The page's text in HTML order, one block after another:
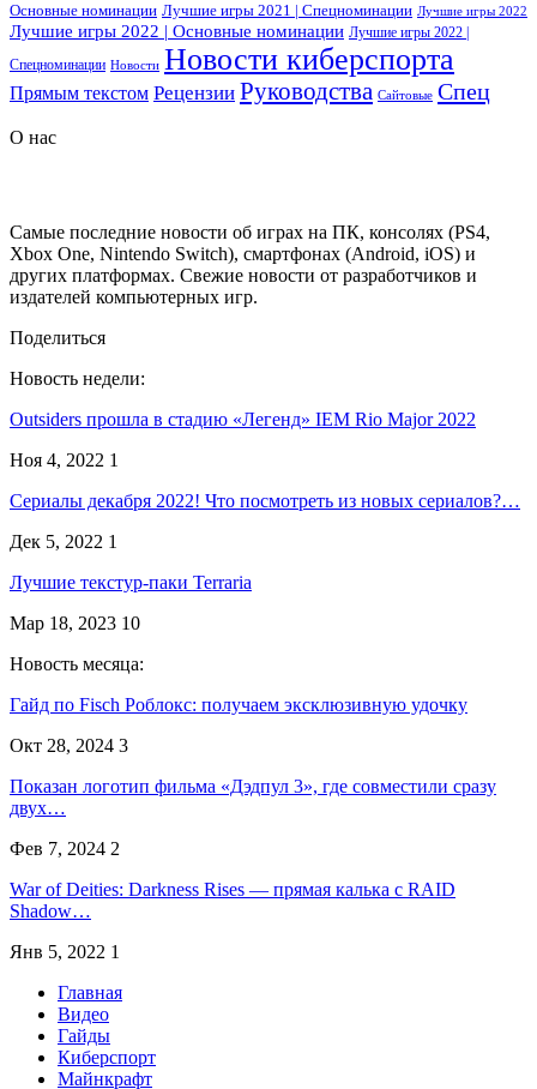
Основные номинации Лучшие игры 2021 | Спецноминации Лучшие игры 2022
Лучшие игры 2022 | Основные номинации Лучшие игры 2022 |
Спецноминации Новости Новости киберспорта
Прямым текстом Рецензии Руководства Сайтовые Спец
О нас
Самые последние новости об играх на ПК, консолях (PS4,
Xbox One, Nintendo Switch), смартфонах (Android, iOS) и
других платформах. Свежие новости от разработчиков и
издателей компьютерных игр.
Поделиться
Новость недели:
Outsiders прошла в стадию «Легенд» IEM Rio Major 2022
Ноя 4, 2022 1
Сериалы декабря 2022! Что посмотреть из новых сериалов?…
Дек 5, 2022 1
Лучшие текстур-паки Terraria
Мар 18, 2023 10
Новость месяца:
Гайд по Fisch Роблокс: получаем эксклюзивную удочку
Окт 28, 2024 3
Показан логотип фильма «Дэдпул 3», где совместили сразу
двух…
Фев 7, 2024 2
War of Deities: Darkness Rises — прямая калька с RAID
Shadow…
Янв 5, 2022 1
Главная
Видео
Гайды
Киберспорт
Майнкрафт